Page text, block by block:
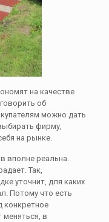
на качестве
об
можно дать
фирму,
на рынке.
вполне реальна.
Так,
уточнит, для каких
Потому что есть
конкретное
меняться, в